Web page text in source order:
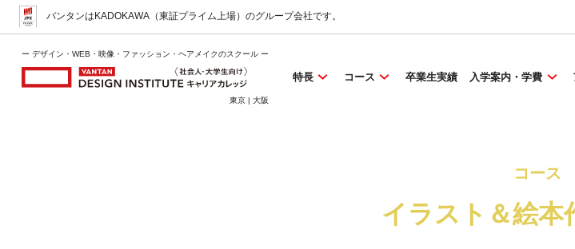
バンタンはKADOKAWA（東証プライム上場） のグループ会社です。
ー デザイン・WEB・映像・ファッション・ヘアメイクのスクール ー
東京 | 大阪
特長 コース 卒業生実績 入学案内・学費
コース
イラスト＆絵本